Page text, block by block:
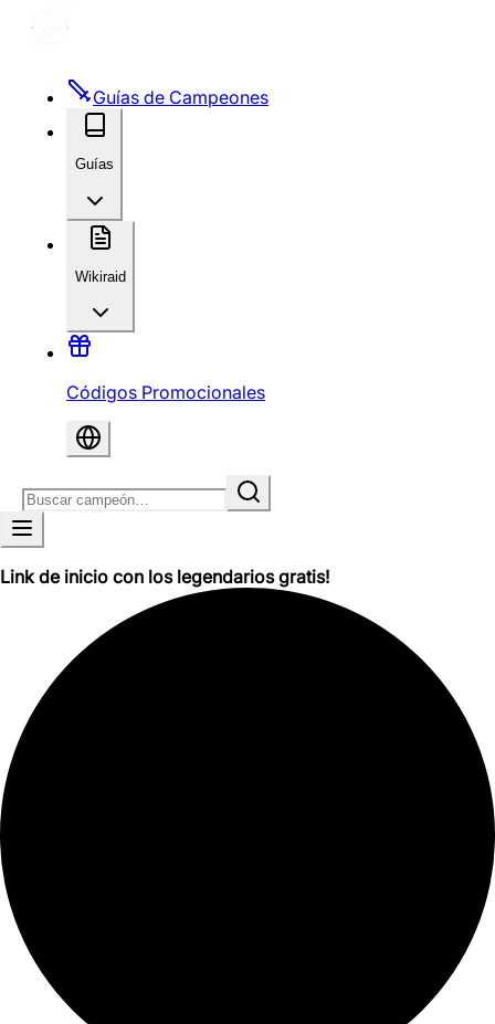
Guías de Campeones
Guías
Wikiraid
Códigos Promocionales
Link de inicio con los legendarios gratis!